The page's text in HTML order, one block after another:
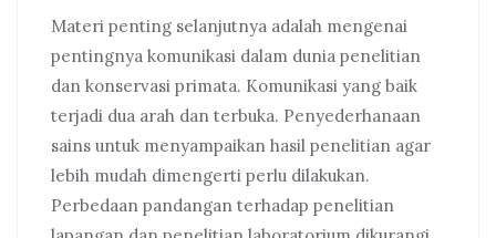
Materi penting selanjutnya adalah mengenai
pentingnya komunikasi dalam dunia penelitian
dan konservasi primata. Komunikasi yang baik
terjadi dua arah dan terbuka. Penyederhanaan
sains untuk menyampaikan hasil penelitian agar
lebih mudah dimengerti perlu dilakukan.
Perbedaan pandangan terhadap penelitian